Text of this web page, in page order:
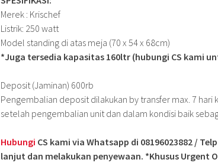
Merek : Krischef
Listrik: 250 watt
Model standing di atas meja (70 x 54 x 68cm)
*Juga tersedia kapasitas 160ltr (hubungi CS kami
Deposit (Jaminan) 600rb
Pengembalian deposit dilakukan by transfer max. 7 hari
setelah pengembalian unit dan dalam kondisi baik
Hubungi CS kami via Whatsapp di 08196023882 /
lanjut dan melakukan penyewaan. *Khusus Urgent